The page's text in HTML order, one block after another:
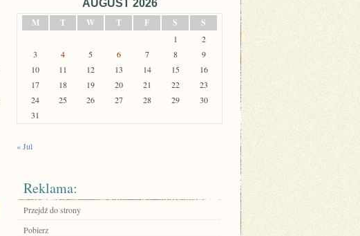
AUGUST 2026
M
T W T F S S
1
2
3
4 5 6 7 8
9
10
11 12 13 14 15
16
17
18 19 20 21 22
23
24
25 26 27 28 29
30
31
« Jul
Reklama:
Przejdź do strony
Pobierz